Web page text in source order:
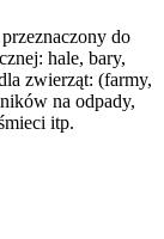
do
hale, bary,
zwierząt: (farmy,
na odpady,
itp.